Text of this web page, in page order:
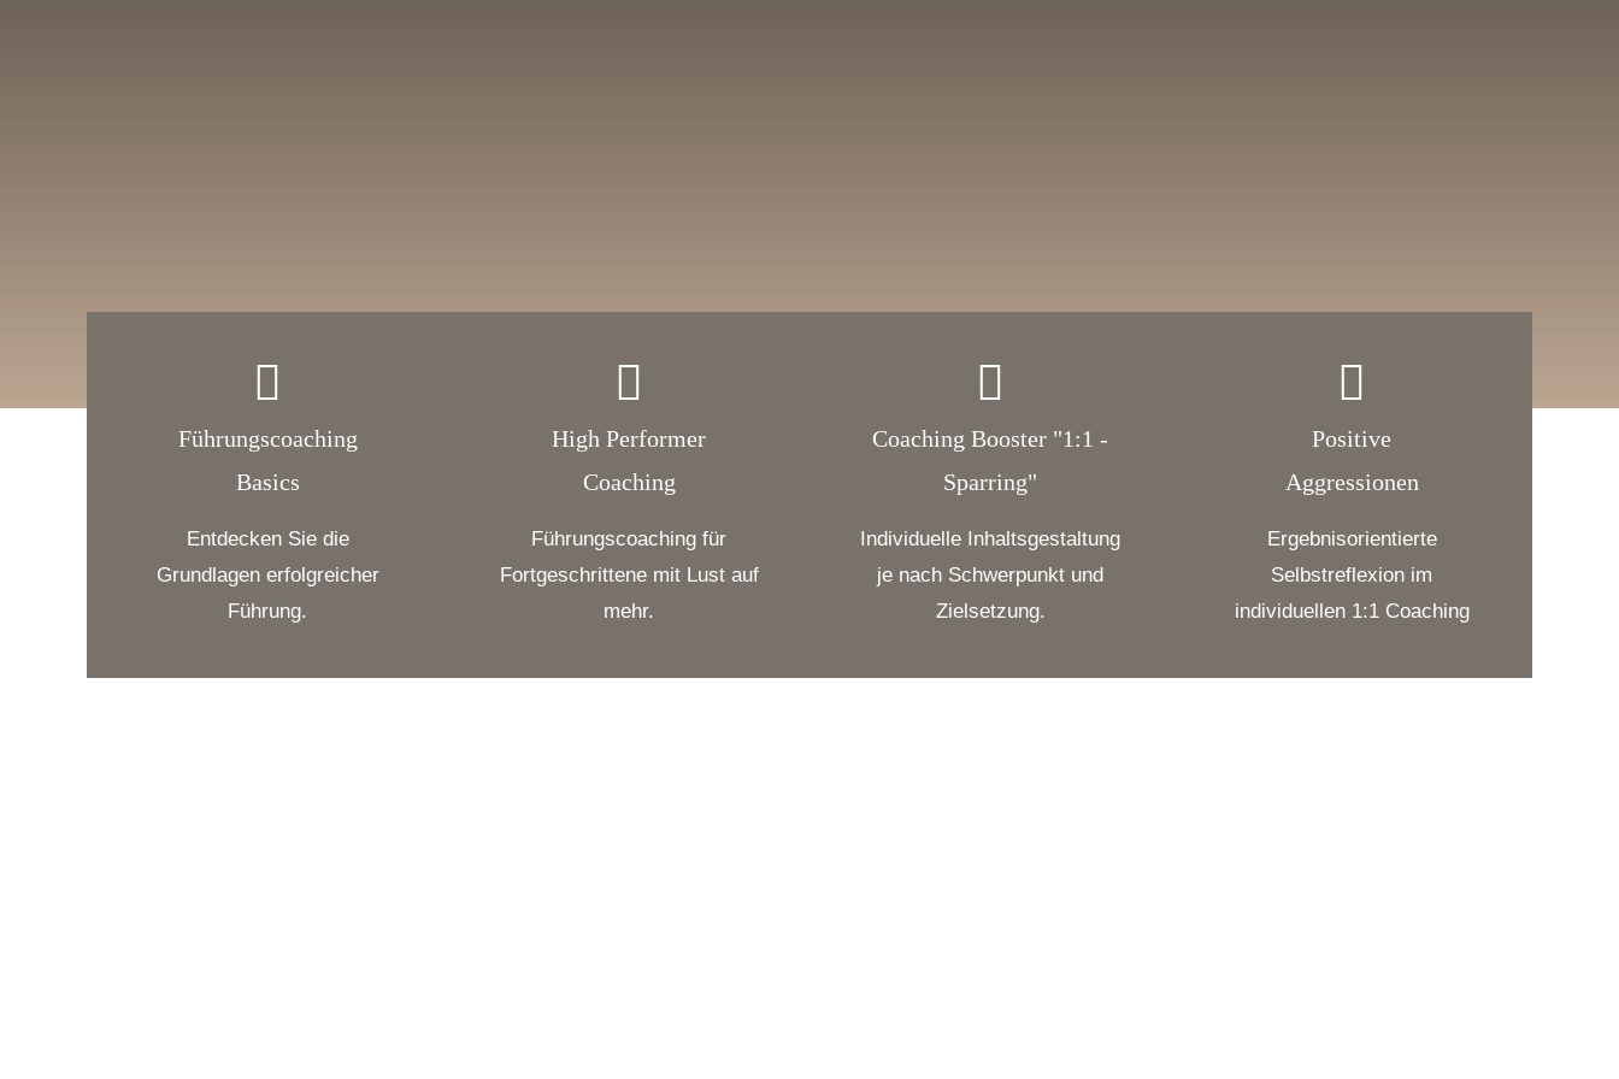
Führungscoaching
Basics
Entdecken Sie die
Grundlagen erfolgreicher
Führung.
High Performer
Coaching
Führungscoaching für
Fortgeschrittene mit Lust auf
mehr.
Coaching Booster "1:1 -
Sparring"
Individuelle Inhaltsgestaltung
je nach Schwerpunkt und
Zielsetzung.
Positive
Aggressionen
Ergebnisorientierte
Selbstreflexion im
individuellen 1:1 Coaching